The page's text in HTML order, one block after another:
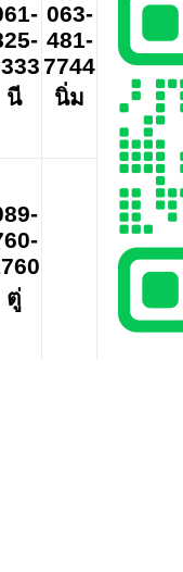
นี
063-
481-
7744
นิ่ม
ตู่